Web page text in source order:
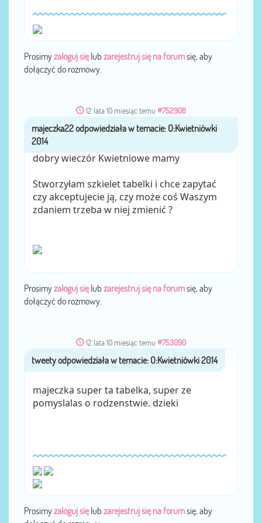
Prosimyzaloguj sięlub zarejestruj się na forumsię, aby
dołączyć do rozmowy.
12 lata 10 miesiąc temu #752908
przezmajeczka22
dobry wieczór Kwietniowe mamy
Stworzyłam szkielet tabelki i chce zapytać
czy akceptujecie ją, czy może coś Waszym
zdaniem trzeba w niej zmienić ?
Prosimyzaloguj sięlub zarejestruj się na forumsię, aby
dołączyć do rozmowy.
12 lata 10 miesiąc temu #753090
przeztweety
majeczka super ta tabelka, super ze
pomyslalas o rodzenstwie. dzieki
Prosimyzaloguj sięlub zarejestruj się na forumsię, aby